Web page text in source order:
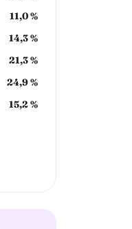
11,0 %
14,3 %
21,3 %
24,9 %
15,2 %